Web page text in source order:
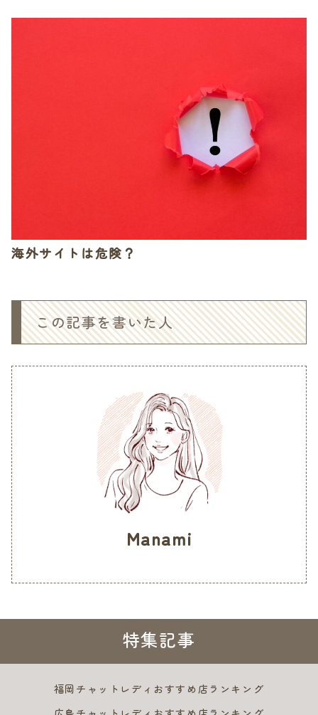
海外サイトは危険？
この記事を書いた人
Manami
特集記事
福岡チャットレディおすすめ店ランキング